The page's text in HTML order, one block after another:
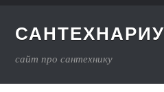
сайт про сантехнику